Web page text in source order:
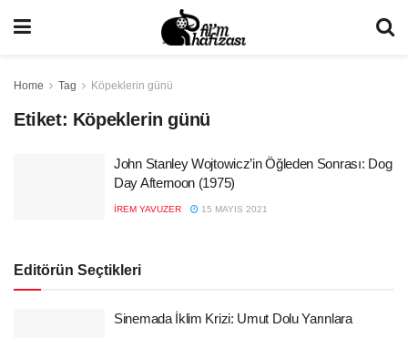
Home Tag Köpeklerin günü
Etiket: Köpeklerin günü
John Stanley Wojtowicz’in Öğleden Sonrası: Dog
Day Afternoon (1975)
İREM YAVUZER 15 MAYIS 2021
Editörün Seçtikleri
Sinemada İklim Krizi: Umut Dolu Yarınlara